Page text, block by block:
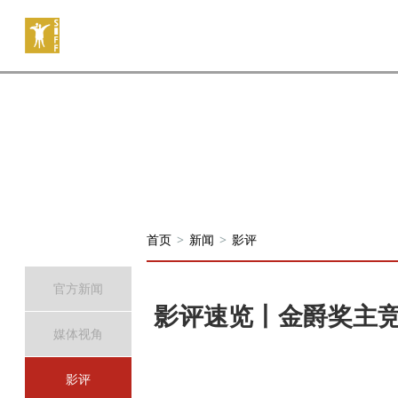
官方新闻
媒体视角
影评
首页 > 新闻 > 影评
影评速览丨金爵奖主